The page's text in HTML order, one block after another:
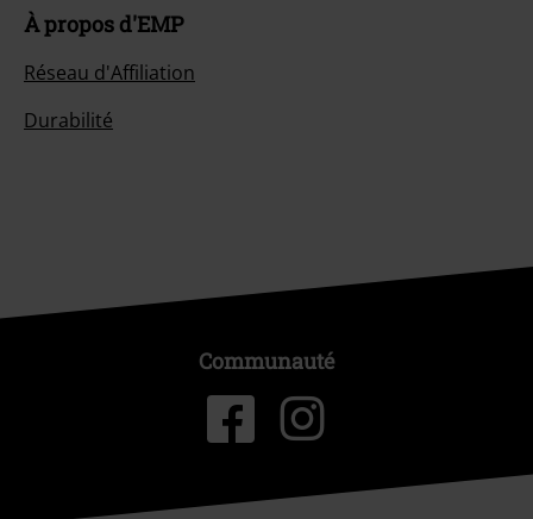
À propos d'EMP
Réseau d'Affiliation
Durabilité
Communauté